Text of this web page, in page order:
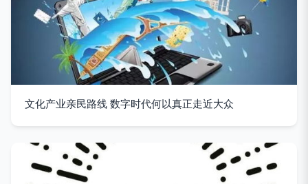
文化产业亲民路线 数字时代何以真正走近大众